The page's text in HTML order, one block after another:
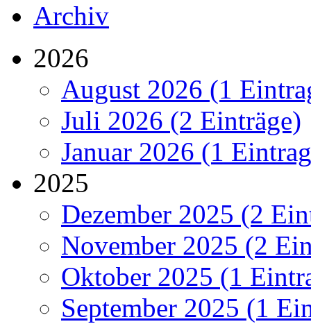
Archiv
2026
August 2026 (1
Juli 2026 (2 Einträge)
Januar 2026 (1
2025
Dezember 2025 (2
November 2025 (2
Oktober 2025 (1
September 2025 (1